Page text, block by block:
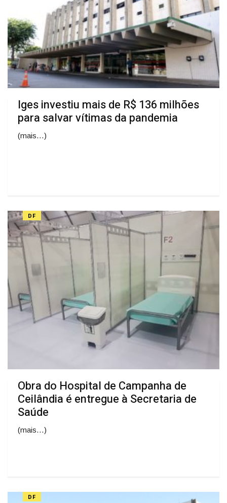
Iges investiu mais de R$ 136 milhões
para salvar vítimas da pandemia
(mais…)
DF
Obra do Hospital de Campanha de
Ceilândia é entregue à Secretaria de
Saúde
(mais…)
DF